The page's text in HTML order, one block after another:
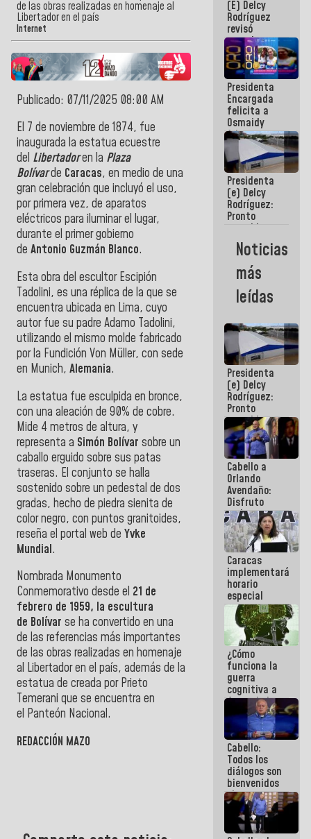
de las obras realizadas en homenaje al
Libertador en el país
Internet
Publicado: 07/11/2025 08:00 AM
El 7 de noviembre de 1874, fue
inaugurada la estatua ecuestre
del Libertadoren la Plaza
Bolívarde Caracas, en medio de una
gran celebración que incluyó el uso,
por primera vez, de aparatos
eléctricos para iluminar el lugar,
durante el primer gobierno
de Antonio Guzmán Blanco.
Esta obra del escultor Escipión
Tadolini, es una réplica de la que se
encuentra ubicada en Lima, cuyo
autor fue su padre Adamo Tadolini,
utilizando el mismo molde fabricado
por la Fundición Von Müller, con sede
en Munich, Alemania.
La estatua fue esculpida en bronce,
con una aleación de 90% de cobre.
Mide 4 metros de altura, y
representa a Simón Bolívar sobre un
caballo erguido sobre sus patas
traseras. El conjunto se halla
sostenido sobre un pedestal de dos
gradas, hecho de piedra sienita de
color negro, con puntos granitoides,
reseña el portal web de Yvke
Mundial.
Nombrada Monumento
Conmemorativo desde el 21 de
febrero de 1959, la escultura
de Bolívar se ha convertido en una
de las referencias más importantes
de las obras realizadas en homenaje
al Libertador en el país, además de la
estatua de creada por Prieto
Temerani que se encuentra en
el Panteón Nacional.
REDACCIÓN MAZO
y del Caribe
2026
(E) Delcy
Rodríguez
revisó
agenda
económica y
ejecución de
fondos de
emergencia
post-sismos
Presidenta
Encargada
felicita a
Osmaidy
Arias y
Giraly
Marcano por
hacer
historia en
los
Centroamericanos
Presidenta
(e) Delcy
Rodríguez:
Pronto
restableceremos
las
operaciones
Aeropuerto
Internacional
de
Noticias
más
leídas
Presidenta
(e) Delcy
Rodríguez:
Pronto
restableceremos
las
operaciones
en el
Aeropuerto
Internacional
de
Maiquetía
Cabello a
Orlando
Avendaño:
Disfruto
cada vez
que escribes
porque lo
que haces
es
embarrarla
Caracas
implementará
horario
especial
para
adaptarse
al plan de
ahorro
energético
¿Cómo
funciona la
guerra
cognitiva a
favor de la
narrativa
hegemónica?
(1)
Cabello:
Todos los
diálogos son
bienvenidos
siempre que
estén en el
marco de la
Constitución